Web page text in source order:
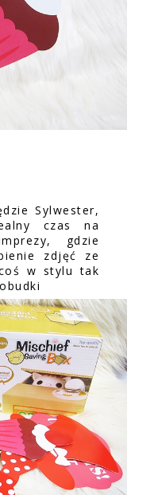
Sylwester,
czas na
gdzie
zdjęć ze
w stylu tak